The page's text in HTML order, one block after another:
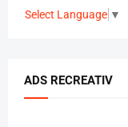
Select Language ▼
ADS RECREATIV